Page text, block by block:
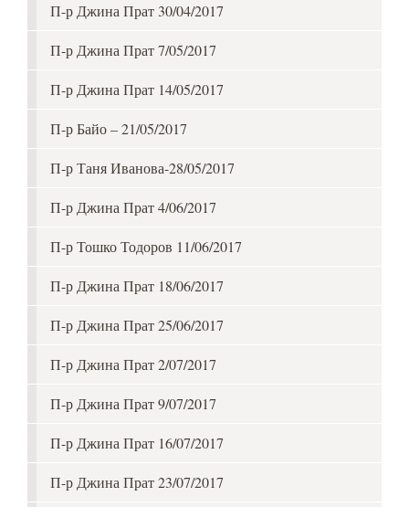
П-р Джина Прат 30/04/2017
П-р Джина Прат 7/05/2017
П-р Джина Прат 14/05/2017
П-р Байо – 21/05/2017
П-р Таня Иванова-28/05/2017
П-р Джина Прат 4/06/2017
П-р Тошко Тодоров 11/06/2017
П-р Джина Прат 18/06/2017
П-р Джина Прат 25/06/2017
П-р Джина Прат 2/07/2017
П-р Джина Прат 9/07/2017
П-р Джина Прат 16/07/2017
П-р Джина Прат 23/07/2017